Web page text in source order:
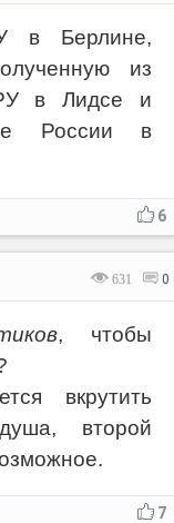
в Берлине,
из
в Лидсе и
России в
6
631 0
, чтобы
вкрутить
второй
7